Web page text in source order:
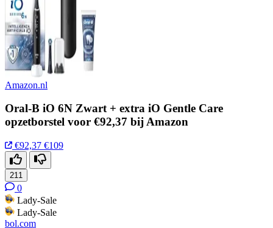
Amazon.nl
Oral-B iO 6N Zwart + extra iO Gentle Care
opzetborstel voor €92,37 bij Amazon
€92,37 €109
211
0
Lady-Sale
Lady-Sale
bol.com